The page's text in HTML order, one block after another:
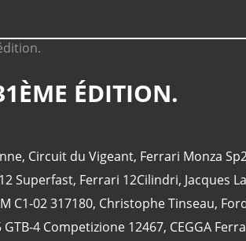
ÉDITION.
, Circuit du Vigeant, Ferrari Monza
Superfast, Ferrari 12Cilindri, Jacques
C1-02 317180, Christophe Tinseau,
4 Competizione 12467, CEGGA
24